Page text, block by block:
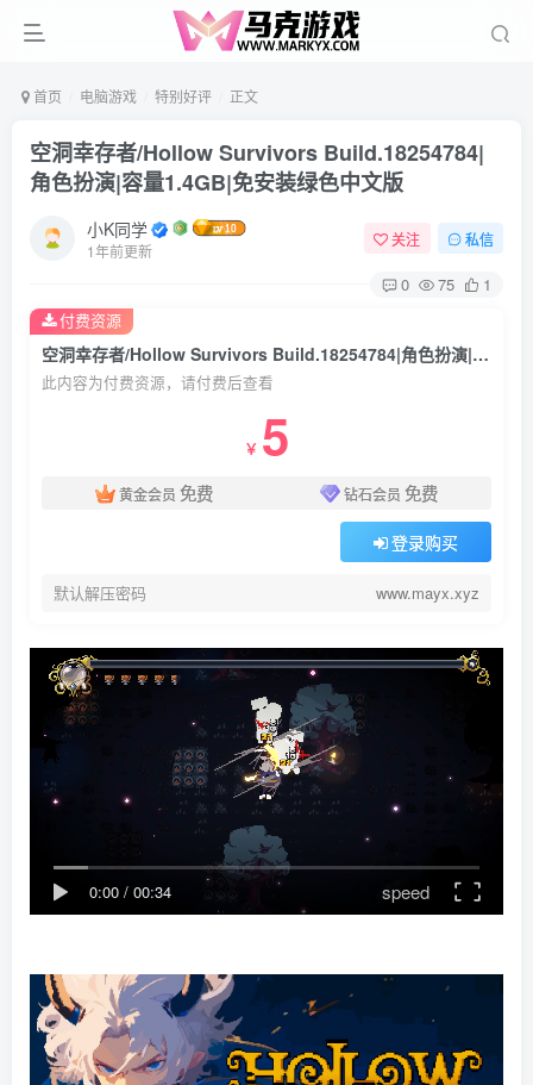
首页 电脑游戏 特别好评 正文
空洞幸存者/Hollow Survivors Build.18254784|
角色扮演|容量1.4GB|免安装绿色中文版
小K同学
1年前更新
关注 私信
0 75 1
空洞幸存者/Hollow Survivors Build.18254784|角色扮演|容量1.4GB|免安装绿色中文版
此内容为付费资源，请付费后查看
￥ 5
黄金会员 免费 钻石会员 免费
登录购买
默认解压密码 www.mayx.xyz
付费资源
0:00 / 00:34 speed